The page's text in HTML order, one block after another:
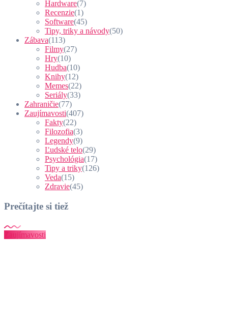
Hardware(7)
Recenzie(1)
Software(45)
Tipy, triky a návody(50)
Zábava(113)
Filmy(27)
Hry(10)
Hudba(10)
Knihy(12)
Memes(22)
Seriály(33)
Zahraničie(77)
Zaujímavosti(407)
Fakty(22)
Filozofia(3)
Legendy(9)
Ľudské telo(29)
Psychológia(17)
Tipy a triky(126)
Veda(15)
Zdravie(45)
Prečítajte si tiež
Zaujímavosti